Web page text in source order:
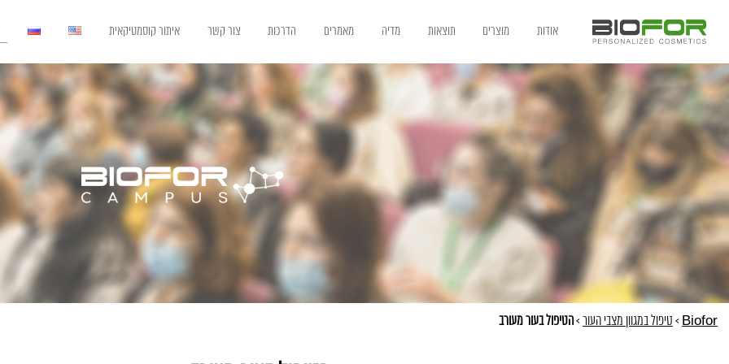
אודות מוצרים תוצאות מדיה מאמרים הדרכות צור קשר איתור קוסמטיקאית
Biofor
> טיפול במגוון מצבי העור>הטיפול בעור מעורב